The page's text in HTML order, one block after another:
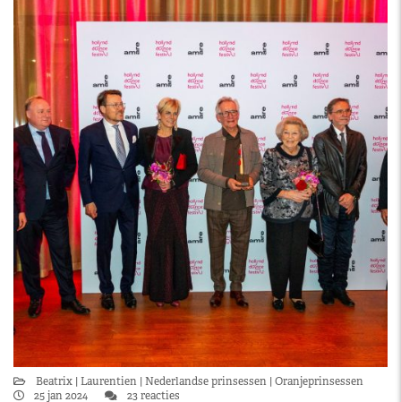
Beatrix Laurentien Nederlandse prinsessen Oranjeprinsessen
25 jan 2024
23 reacties